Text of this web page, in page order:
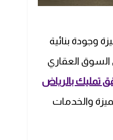
وجودة بنائية
العقاري
تمليك بالرياض
والخدمات